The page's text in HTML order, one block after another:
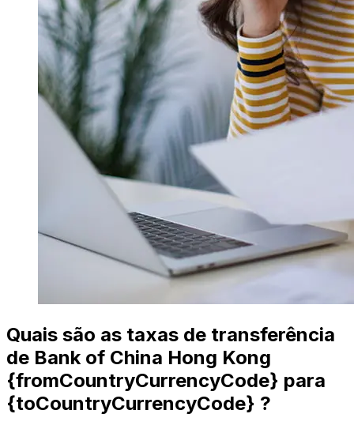
Quais são as taxas de transferência
de Bank of China Hong Kong
{fromCountryCurrencyCode} para
{toCountryCurrencyCode} ?